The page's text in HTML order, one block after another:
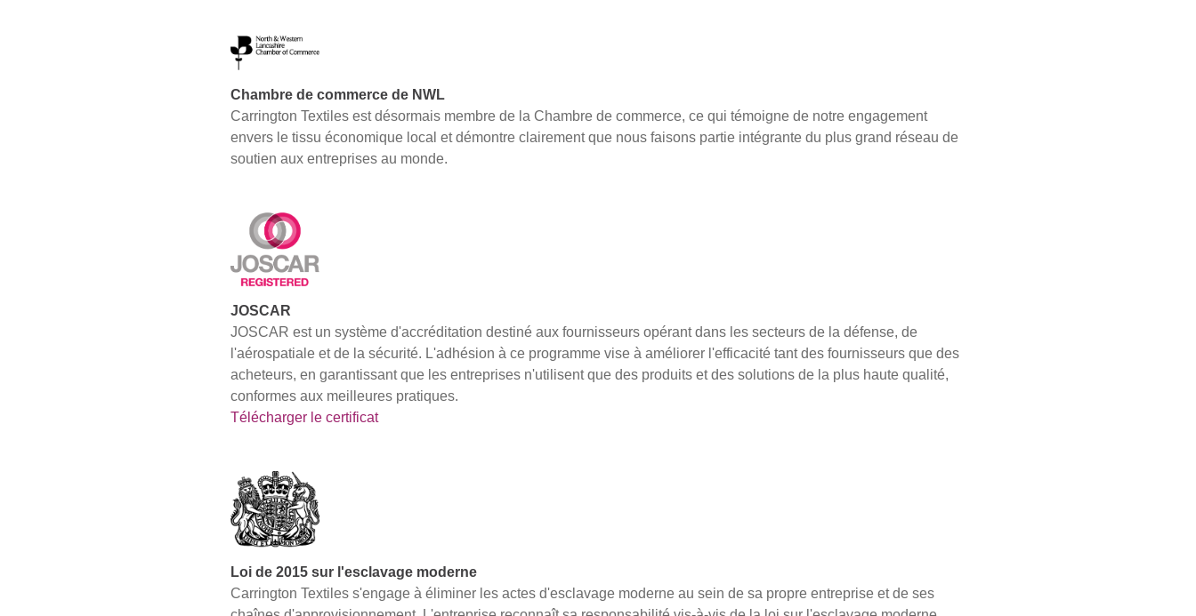
Chambre de commerce de NWL
Carrington Textiles est désormais membre de la Chambre de commerce, ce qui témoigne de notre engagement
envers le tissu économique local et démontre clairement que nous faisons partie intégrante du plus grand réseau de
soutien aux entreprises au monde.
JOSCAR
JOSCAR est un système d'accréditation destiné aux fournisseurs opérant dans les secteurs de la défense, de
l'aérospatiale et de la sécurité. L'adhésion à ce programme vise à améliorer l'efficacité tant des fournisseurs que des
acheteurs, en garantissant que les entreprises n'utilisent que des produits et des solutions de la plus haute qualité,
conformes aux meilleures pratiques.
Télécharger le certificat
Loi de 2015 sur l'esclavage moderne
Carrington Textiles s'engage à éliminer les actes d'esclavage moderne au sein de sa propre entreprise et de ses